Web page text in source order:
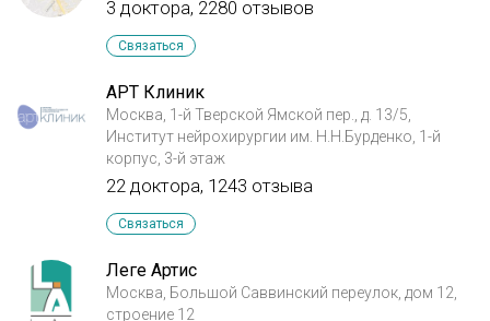
3 доктора, 2280 отзывов
Связаться
АРТ Клиник
Москва, 1-й Тверской Ямской пер., д. 13/5,
Институт нейрохирургии им. Н.Н.Бурденко, 1-й
корпус, 3-й этаж
22 доктора, 1243 отзыва
Связаться
Леге Артис
Москва, Большой Саввинский переулок, дом 12,
строение 12